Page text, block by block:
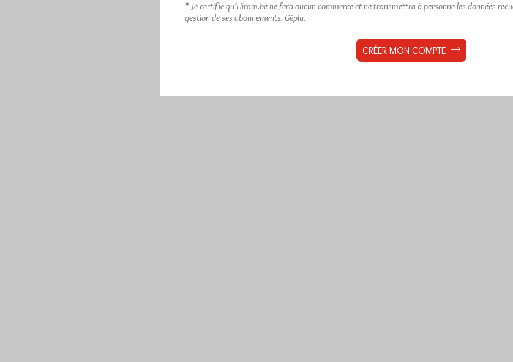
* Je certifie qu’Hiram.be ne fera aucun commerce et ne transmettra à personne les données
gestion de ses abonnements. Géplu.
CRÉER MON COMPTE